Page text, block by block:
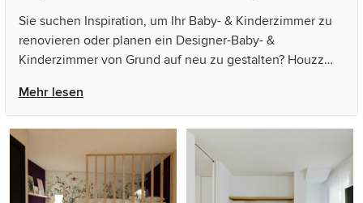
Tapetenwänden in Turin
Sie suchen Inspiration, um Ihr Baby- & Kinderzimmer zu
renovieren oder planen ein Designer-Baby- &
Kinderzimmer von Grund auf neu zu gestalten? Houzz
und Architekten dieses Landes, unter anderem von
Architektin und EcoConfiance Rénovation. Sehen Sie
sich Fotos in vielen verschiedenen Farben und Stilen an
– wenn Sie ein Baby- & Kinderzimmer -Design entdeckt
haben, das Sie inspiriert, speichern Sie das Foto in einem
Ideenbuch oder kontaktieren Sie den Experten, dessen
Mehr lesen